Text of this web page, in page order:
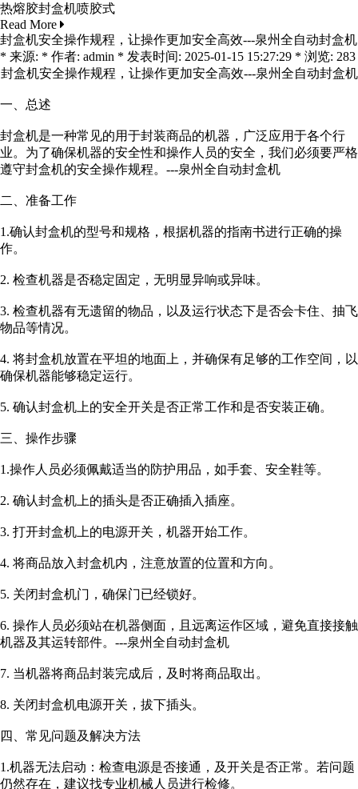
热熔胶封盒机喷胶式
Read More
封盒机安全操作规程，让操作更加安全高效---泉州全自动封盒机
* 来源: * 作者: admin * 发表时间: 2025-01-15 15:27:29 * 浏览: 283
封盒机安全操作规程，让操作更加安全高效---泉州全自动封盒机
一、总述
封盒机是一种常见的用于封装商品的机器，广泛应用于各个行
业。为了确保机器的安全性和操作人员的安全，我们必须要严格
遵守封盒机的安全操作规程。 ---泉州全自动封盒机
二、准备工作
1.确认封盒机的型号和规格，根据机器的指南书进行正确的操
作。
2. 检查机器是否稳定固定，无明显异响或异味。
3. 检查机器有无遗留的物品，以及运行状态下是否会卡住、抽飞
物品等情况。
4. 将封盒机放置在平坦的地面上，并确保有足够的工作空间，以
确保机器能够稳定运行。
5. 确认封盒机上的安全开关是否正常工作和是否安装正确。
三、操作步骤
1.操作人员必须佩戴适当的防护用品，如手套、安全鞋等。
2. 确认封盒机上的插头是否正确插入插座。
3. 打开封盒机上的电源开关，机器开始工作。
4. 将商品放入封盒机内，注意放置的位置和方向。
5. 关闭封盒机门，确保门已经锁好。
6. 操作人员必须站在机器侧面，且远离运作区域，避免直接接触
机器及其运转部件。 ---泉州全自动封盒机
7. 当机器将商品封装完成后，及时将商品取出。
8. 关闭封盒机电源开关，拔下插头。
四、常见问题及解决方法
1.机器无法启动：检查电源是否接通，及开关是否正常。若问题
仍然存在，建议找专业机械人员进行检修。